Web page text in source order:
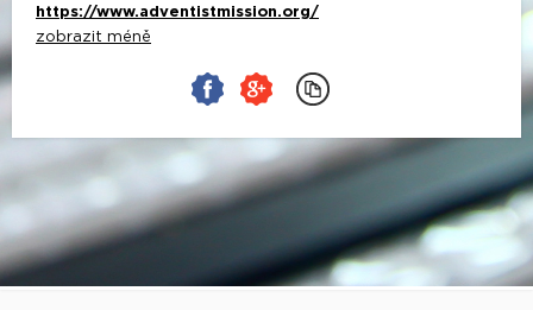
https://www.adventistmission.org/
zobrazit méně